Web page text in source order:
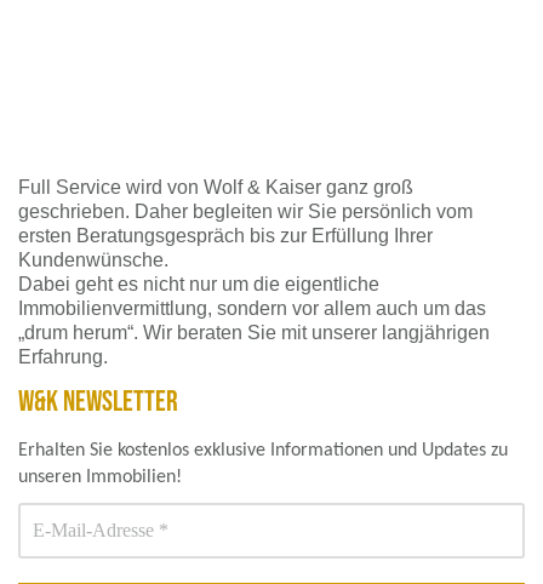
Full Service wird von Wolf & Kaiser ganz groß
geschrieben. Daher begleiten wir Sie persönlich vom
ersten Beratungsgespräch bis zur Erfüllung Ihrer
Kundenwünsche.
Dabei geht es nicht nur um die eigentliche
Immobilienvermittlung, sondern vor allem auch um das
„drum herum“. Wir beraten Sie mit unserer langjährigen
Erfahrung.
W&K NEWSLETTER
Erhalten Sie kostenlos exklusive Informationen und Updates zu
unseren Immobilien!